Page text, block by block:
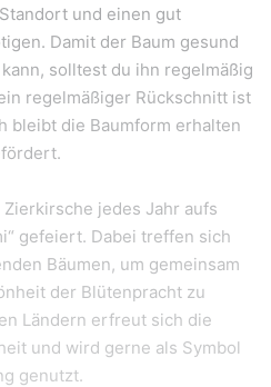
und einen gut
Damit der Baum gesund
solltest du ihn regelmäßig
regelmäßiger Rückschnitt ist
bleibt die Baumform erhalten
jedes Jahr aufs
gefeiert. Dabei treffen sich
Bäumen, um gemeinsam
der Blütenpracht zu
Ländern erfreut sich die
und wird gerne als Symbol
genutzt.